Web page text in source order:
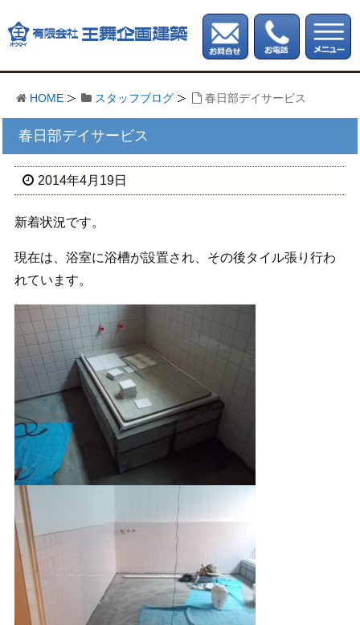
HOME スタッフブログ 春日部デイサービス
春日部デイサービス
2014年4月19日
新着状況です。
現在は、浴室に浴槽が設置され、その後タイル張り行わ
れています。